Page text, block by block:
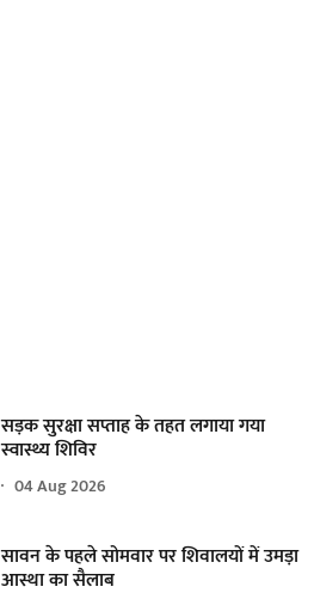
सड़क सुरक्षा सप्ताह के तहत लगाया गया
स्वास्थ्य शिविर
04 Aug 2026
सावन के पहले सोमवार पर शिवालयों में उमड़ा
आस्था का सैलाब